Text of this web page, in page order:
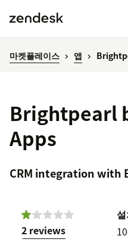
마켓플레이스 앱
Brightpearl
Apps
CRM integration with
2 reviews